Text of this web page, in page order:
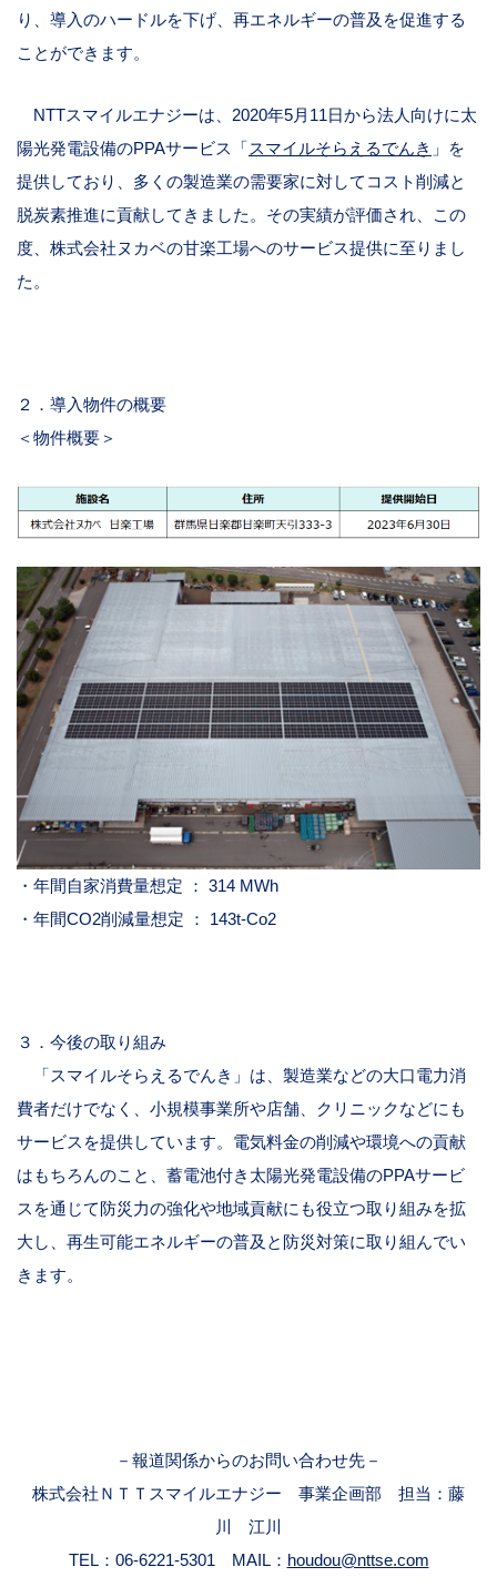
り、導入のハードルを下げ、再エネルギーの普及を促進する
ことができます。
NTTスマイルエナジーは、 2020年5月 11日から法人向けに太
陽光発電設備のPPAサービス「スマイルそらえるでんき 」を
提供しており、多くの製造業の需要家に対してコスト削減と
脱炭素推進に貢献してきました。その実績が評価され、この
度、株式会社ヌカベの甘楽工場へのサービス提供に至りまし
た。
２．導入物件の概要
＜物件概要＞
・年間自家消費量想定 ： 314 MWh
・年間CO2削減量想定 ： 143t-Co2
３．今後の取り組み
「スマイルそらえるでんき」は、製造業などの大口電力消
費者だけでなく、小規模事業所や店舗、クリニックなどにも
サービスを提供しています。電気料金の削減や環境への貢献
はもちろんのこと、蓄電池付き太陽光発電設備のPPAサービ
スを通じて防災力の強化や地域貢献にも役立つ取り組みを拡
大し、再生可能エネルギーの普及と防災対策に取り組んでい
きます。
－報道関係からのお問い合わせ先－
株式会社ＮＴＴスマイルエナジー 事業企画部 担当：藤
川 江川
TEL： 06-6221-5301 MAIL： houdou@nttse.com